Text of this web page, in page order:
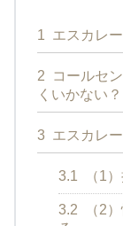
1 エスカレ
2
コールセ
くいかない？
3 エスカレ
3.1 （1
3.2
（2